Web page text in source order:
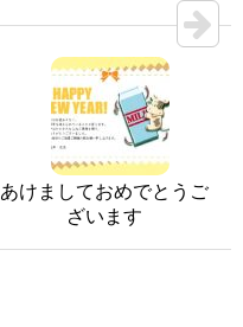
あけましておめでとうご
ざいます